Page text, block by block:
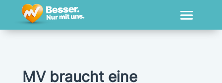
MV braucht eine